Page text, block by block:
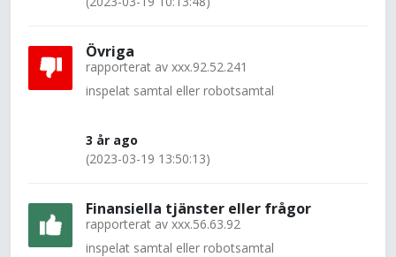
Övriga
rapporterat av xxx.92.52.241
inspelat samtal eller robotsamtal
3 år ago
(2023-03-19 13:50:13)
Finansiella tjänster eller frågor
rapporterat av xxx.56.63.92
inspelat samtal eller robotsamtal